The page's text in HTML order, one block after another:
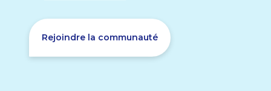
Rejoindre la communauté